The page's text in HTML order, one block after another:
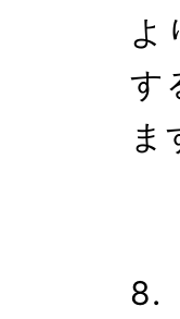
よ
す
ま
8.